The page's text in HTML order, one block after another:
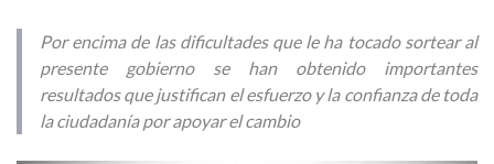
Por encima de las dificultades que le ha tocado sortear al
presente gobierno se han obtenido importantes
resultados que justifican el esfuerzo y la confianza de toda
la ciudadanía por apoyar el cambio